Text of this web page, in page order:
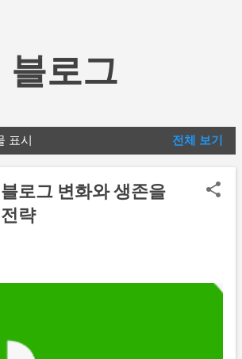
블로그
표시 전체 보기
로그 변화와 생존을
략